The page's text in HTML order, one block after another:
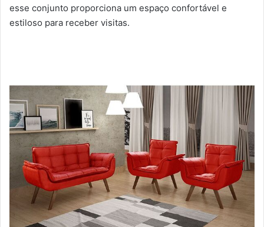
esse conjunto proporciona um espaço confortável e
estiloso para receber visitas.